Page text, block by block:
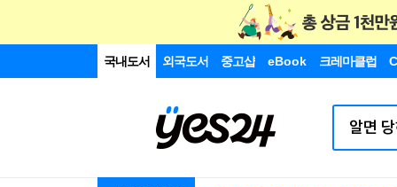
국내도서 외국도서 중고샵 eBook 크레마클럽